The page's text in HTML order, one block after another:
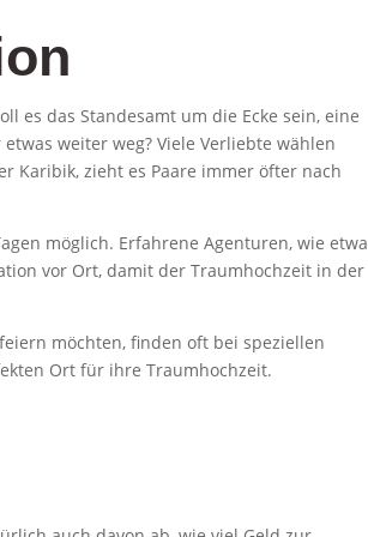
es das Standesamt um die Ecke sein, eine
weiter weg? Viele Verliebte wählen
Karibik, zieht es Paare immer öfter nach
möglich. Erfahrene Agenturen, wie etwa
vor Ort, damit der Traumhochzeit in der
möchten, finden oft bei speziellen
Ort für ihre Traumhochzeit.